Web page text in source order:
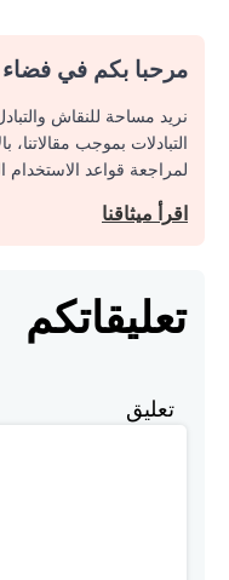
مرحبا بكم في فضاء
نريد مساحة للنقاش
التبادلات بموجب
لمراجعة قواعد الاستخدام
اقرأ ميثاقنا
تعليقاتكم
تعليق